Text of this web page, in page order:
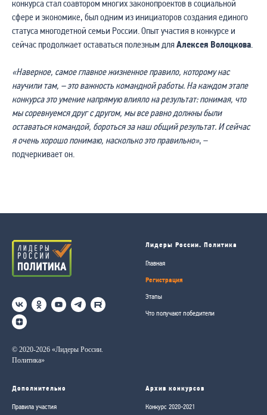
конкурса стал соавтором многих законопроектов в социальной
сфере и экономике, был одним из инициаторов создания единого
статуса многодетной семьи России. Опыт участия в конкурсе и
сейчас продолжает оставаться полезным дляАлексея Волоцкова.
«Наверное, самое главное жизненное правило, которому нас
научили там, – это важность командной работы. На каждом этапе
конкурса это умение напрямую влияло на результат: понимая, что
мы соревнуемся друг с другом, мы все равно должны были
оставаться командой, бороться за наш общий результат. И сейчас
я очень хорошо понимаю, насколько это правильно», –
подчеркивает он.
© 2020-2026 «Лидеры России.
Политика»
Лидеры России. Политика
Главная
Регистрация
Этапы
Что получают победители
Дополнительно
Правила участия
Архив конкурсов
Конкурс 2020-2021